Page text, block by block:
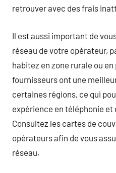
retrouver avec des frais
Il est aussi important de
réseau de votre opérateur,
habitez en zone rurale ou
fournisseurs ont une
certaines régions, ce qui
expérience en téléphonie et
Consultez les cartes de
opérateurs afin de vous
réseau.